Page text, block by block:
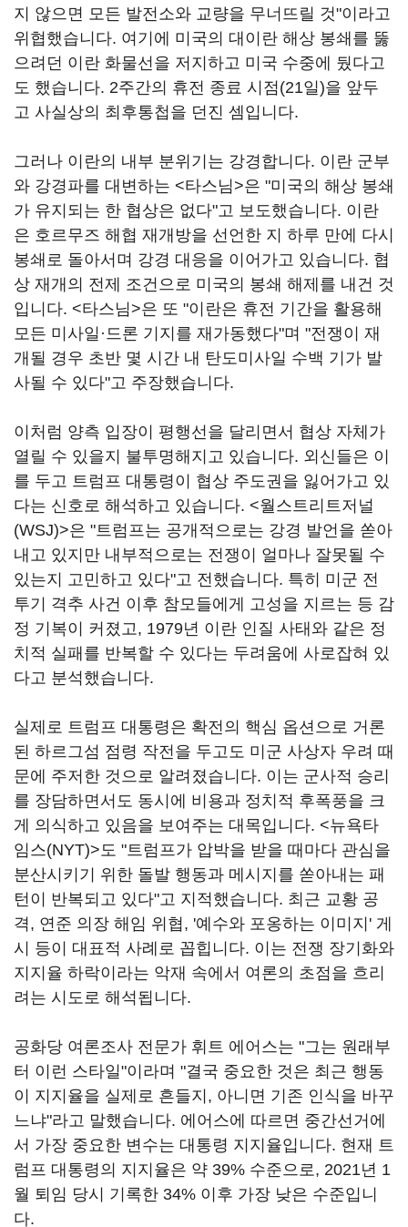
지 않으면 모든 발전소와 교량을 무너뜨릴 것"이라고
위협했습니다. 여기에 미국의 대이란 해상 봉쇄를 뚫
으려던 이란 화물선을 저지하고 미국 수중에 뒀다고
도 했습니다. 2주간의 휴전 종료 시점(21일)을 앞두
고 사실상의 최후통첩을 던진 셈입니다.
그러나 이란의 내부 분위기는 강경합니다. 이란 군부
와 강경파를 대변하는 <타스님>은 "미국의 해상 봉쇄
가 유지되는 한 협상은 없다"고 보도했습니다. 이란
은 호르무즈 해협 재개방을 선언한 지 하루 만에 다시
봉쇄로 돌아서며 강경 대응을 이어가고 있습니다. 협
상 재개의 전제 조건으로 미국의 봉쇄 해제를 내건 것
입니다. <타스님>은 또 "이란은 휴전 기간을 활용해
모든 미사일·드론 기지를 재가동했다"며 "전쟁이 재
개될 경우 초반 몇 시간 내 탄도미사일 수백 기가 발
사될 수 있다"고 주장했습니다.
이처럼 양측 입장이 평행선을 달리면서 협상 자체가
열릴 수 있을지 불투명해지고 있습니다. 외신들은 이
를 두고 트럼프 대통령이 협상 주도권을 잃어가고 있
다는 신호로 해석하고 있습니다. <월스트리트저널
(WSJ)>은 "트럼프는 공개적으로는 강경 발언을 쏟아
내고 있지만 내부적으로는 전쟁이 얼마나 잘못될 수
있는지 고민하고 있다"고 전했습니다. 특히 미군 전
투기 격추 사건 이후 참모들에게 고성을 지르는 등 감
정 기복이 커졌고, 1979년 이란 인질 사태와 같은 정
치적 실패를 반복할 수 있다는 두려움에 사로잡혀 있
다고 분석했습니다.
실제로 트럼프 대통령은 확전의 핵심 옵션으로 거론
된 하르그섬 점령 작전을 두고도 미군 사상자 우려 때
문에 주저한 것으로 알려졌습니다. 이는 군사적 승리
를 장담하면서도 동시에 비용과 정치적 후폭풍을 크
게 의식하고 있음을 보여주는 대목입니다. <뉴욕타
임스(NYT)>도 "트럼프가 압박을 받을 때마다 관심을
분산시키기 위한 돌발 행동과 메시지를 쏟아내는 패
턴이 반복되고 있다"고 지적했습니다. 최근 교황 공
격, 연준 의장 해임 위협, '예수와 포옹하는 이미지' 게
시 등이 대표적 사례로 꼽힙니다. 이는 전쟁 장기화와
지지율 하락이라는 악재 속에서 여론의 초점을 흐리
려는 시도로 해석됩니다.
공화당 여론조사 전문가 휘트 에어스는 "그는 원래부
터 이런 스타일"이라며 "결국 중요한 것은 최근 행동
이 지지율을 실제로 흔들지, 아니면 기존 인식을 바꾸
느냐"라고 말했습니다. 에어스에 따르면 중간선거에
서 가장 중요한 변수는 대통령 지지율입니다. 현재 트
럼프 대통령의 지지율은 약 39% 수준으로, 2021년 1
월 퇴임 당시 기록한 34% 이후 가장 낮은 수준입니
다.